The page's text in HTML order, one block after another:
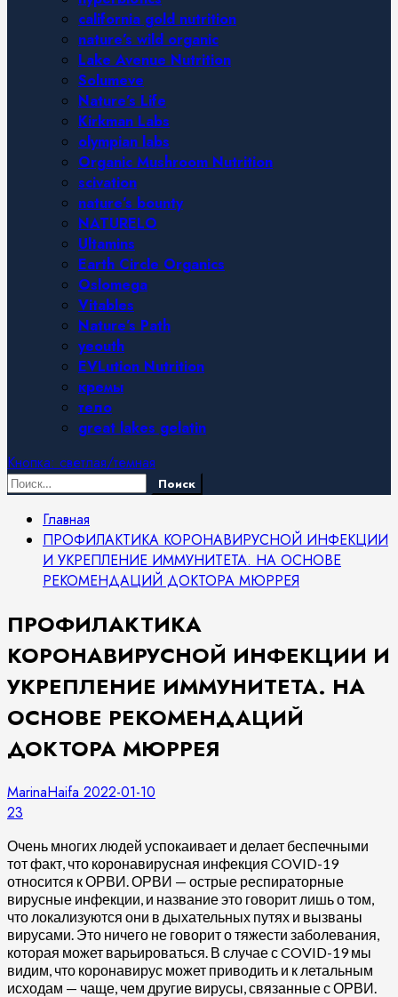
california gold nutrition
nature’s wild organic
Lake Avenue Nutrition
Solumeve
Nature’s Life
Kirkman Labs
olympian labs
Organic Mushroom Nutrition
scivation
nature’s bounty
NATURELO
Ultamins
Earth Circle Organics
Oslomega
Vitables
Nature’s Path
yeouth
EVLution Nutrition
кремы
тело
great lakes gelatin
Кнопка: светлая/темная
Найти:
Главная
ПРОФИЛАКТИКА КОРОНАВИРУСНОЙ ИНФЕКЦИИ
И УКРЕПЛЕНИЕ ИММУНИТЕТА. НА ОСНОВЕ
РЕКОМЕНДАЦИЙ ДОКТОРА МЮРРЕЯ
ПРОФИЛАКТИКА
КОРОНАВИРУСНОЙ ИНФЕКЦИИ И
УКРЕПЛЕНИЕ ИММУНИТЕТА. НА
ОСНОВЕ РЕКОМЕНДАЦИЙ
ДОКТОРА МЮРРЕЯ
MarinaHaifa 2022-01-10
23
Очень многих людей успокаивает и делает беспечными
тот факт, что коронавирусная инфекция COVID-19
относится к ОРВИ. ОРВИ — острые респираторные
вирусные инфекции, и название это говорит лишь о том,
что локализуются они в дыхательных путях и вызваны
вирусами. Это ничего не говорит о тяжести заболевания,
которая может варьироваться. В случае с COVID-19 мы
видим, что коронавирус может приводить и к летальным
исходам — чаще, чем другие вирусы, связанные с ОРВИ.